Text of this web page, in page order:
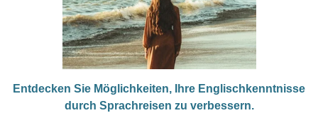
Entdecken Sie Möglichkeiten, Ihre Englischkenntnisse
durch Sprachreisen zu verbessern.